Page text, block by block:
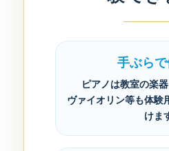
手ぶら
ピアノは教室の楽
ヴァイオリン等も体験
けま